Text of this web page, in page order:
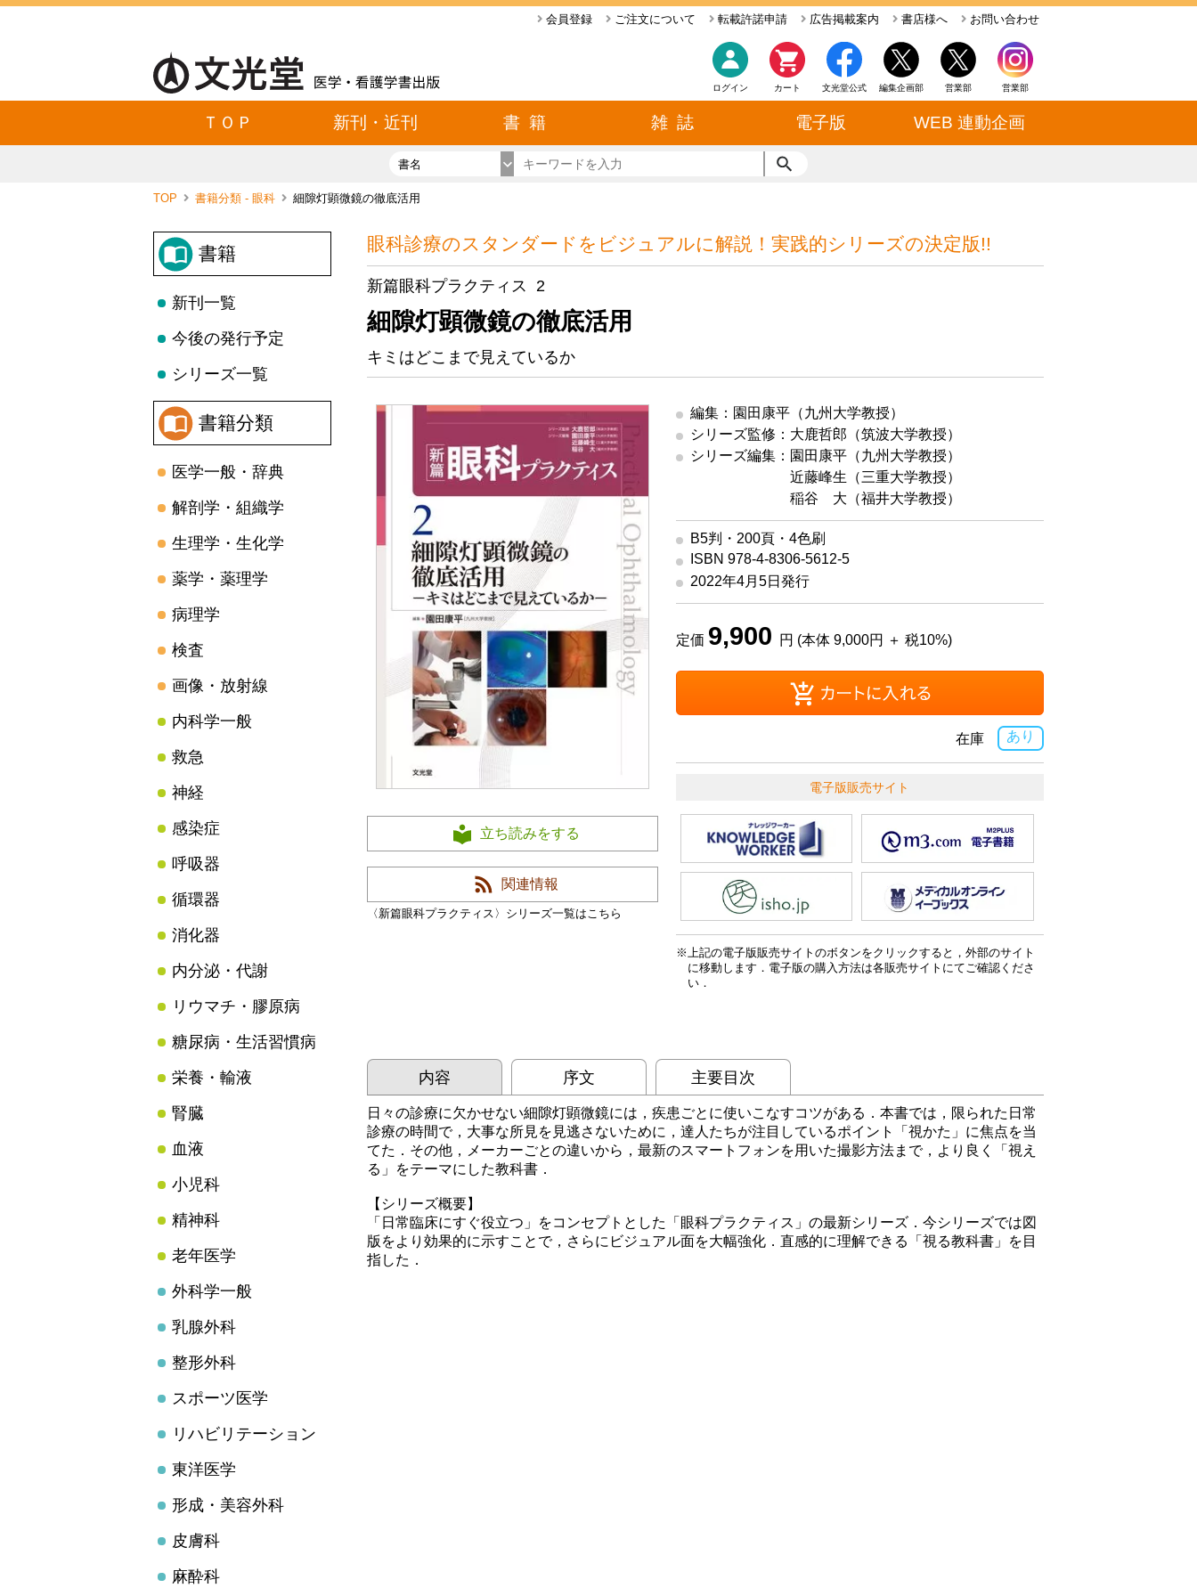
お問い合わせ
書店様へ
広告掲載案内
転載許諾申請
ご注文について
会員登録
営業部
営業部
編集企画部
文光堂公式
カート
ログイン
ＴＯＰ 新刊・近刊 書 籍 雑 誌 電子版 WEB 連動企画
書名
TOP 書籍分類 - 眼科 細隙灯顕微鏡の徹底活用
書籍
新刊一覧
今後の発行予定
シリーズ一覧
書籍分類
医学一般・辞典
解剖学・組織学
生理学・生化学
薬学・薬理学
病理学
検査
画像・放射線
内科学一般
救急
神経
感染症
呼吸器
循環器
消化器
内分泌・代謝
リウマチ・膠原病
糖尿病・生活習慣病
栄養・輸液
腎臓
血液
小児科
精神科
老年医学
外科学一般
乳腺外科
整形外科
スポーツ医学
リハビリテーション
東洋医学
形成・美容外科
皮膚科
麻酔科
眼科診療のスタンダードをビジュアルに解説！実践的シリーズの決定版!!
新篇眼科プラクティス 2
細隙灯顕微鏡の徹底活用
キミはどこまで見えているか
立ち読みをする
関連情報
〈新篇眼科プラクティス〉シリーズ一覧はこちら
編集：園田康平（九州大学教授）
シリーズ監修：大鹿哲郎（筑波大学教授）
シリーズ編集：園田康平（九州大学教授）
近藤峰生（三重大学教授）
稲谷 大（福井大学教授）
B5判・200頁・4色刷
ISBN 978-4-8306-5612-5
2022年4月5日発行
定価 9,900 円 (本体 9,000円 ＋ 税10%)
あり
在庫
電子版販売サイト
上記の電子版販売サイトのボタンをクリックすると，外部のサイト
に移動します．電子版の購入方法は各販売サイトにてご確認くださ
い．
内容 序文 主要目次
日々の診療に欠かせない細隙灯顕微鏡には，疾患ごとに使いこなすコツがある．本書では，限られた日常
診療の時間で，大事な所見を見逃さないために，達人たちが注目しているポイント「視かた」に焦点を当
てた．その他，メーカーごとの違いから，最新のスマートフォンを用いた撮影方法まで，より良く「視え
る」をテーマにした教科書．
【シリーズ概要】
「日常臨床にすぐ役立つ」をコンセプトとした「眼科プラクティス」の最新シリーズ．今シリーズでは図
版をより効果的に示すことで，さらにビジュアル面を大幅強化．直感的に理解できる「視る教科書」を目
指した．